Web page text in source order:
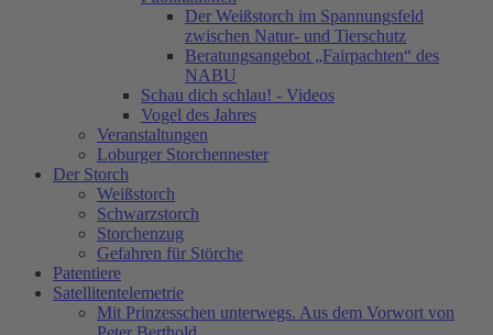
Der Weißstorch im Spannungsfeld
zwischen Natur- und Tierschutz
Beratungsangebot „Fairpachten“ des
NABU
Schau dich schlau! - Videos
Vogel des Jahres
Veranstaltungen
Loburger Storchennester
Der Storch
Weißstorch
Schwarzstorch
Storchenzug
Gefahren für Störche
Patentiere
Satellitentelemetrie
Mit Prinzesschen unterwegs. Aus dem Vorwort von